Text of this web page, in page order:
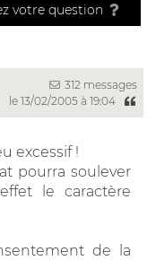
votre question
312 messages
le 13/02/2005 à 19:04
excessif !
pourra soulever
le caractère
de la